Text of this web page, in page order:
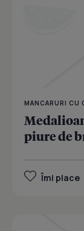
MANCARURI CU
piure de
Îmi place